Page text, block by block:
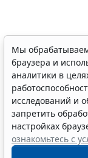
ФНС
бизнесу о
7 августа 2026
Мы
браузера и
аналитики в
исследований и
запретить
настройках
ознакомьтесь с